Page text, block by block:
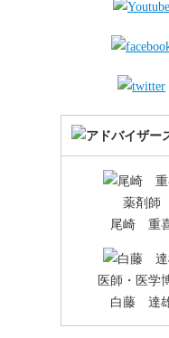
薬剤師
尾崎 重
医師・医学
白藤 達